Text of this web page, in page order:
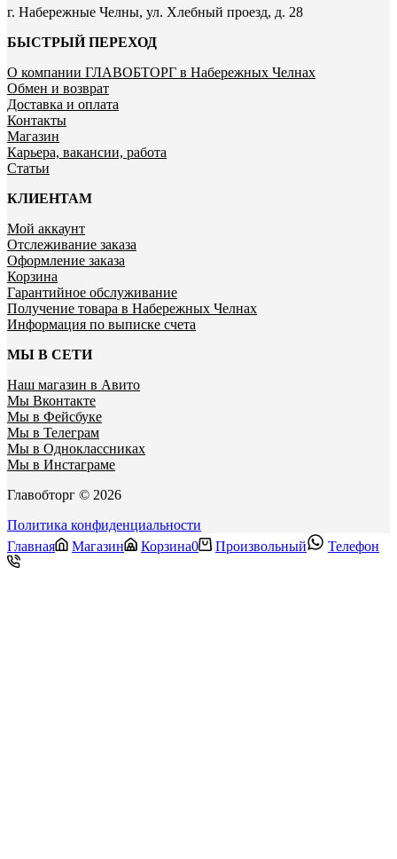
г. Набережные Челны, ул. Хлебный проезд, д. 28
БЫСТРЫЙ ПЕРЕХОД
О компании ГЛАВОБТОРГ в Набережных Челнах
Обмен и возврат
Доставка и оплата
Контакты
Магазин
Карьера, вакансии, работа
Статьи
КЛИЕНТАМ
Мой аккаунт
Отслеживание заказа
Оформление заказа
Корзина
Гарантийное обслуживание
Получение товара в Набережных Челнах
Информация по выписке счета
МЫ В СЕТИ
Наш магазин в Авито
Мы Вконтакте
Мы в Фейсбуке
Мы в Телеграм
Мы в Одноклассниках
Мы в Инстаграме
Главобторг © 2026
Политика конфиденциальности
Главная
Магазин Корзина0 Произвольный Телефон